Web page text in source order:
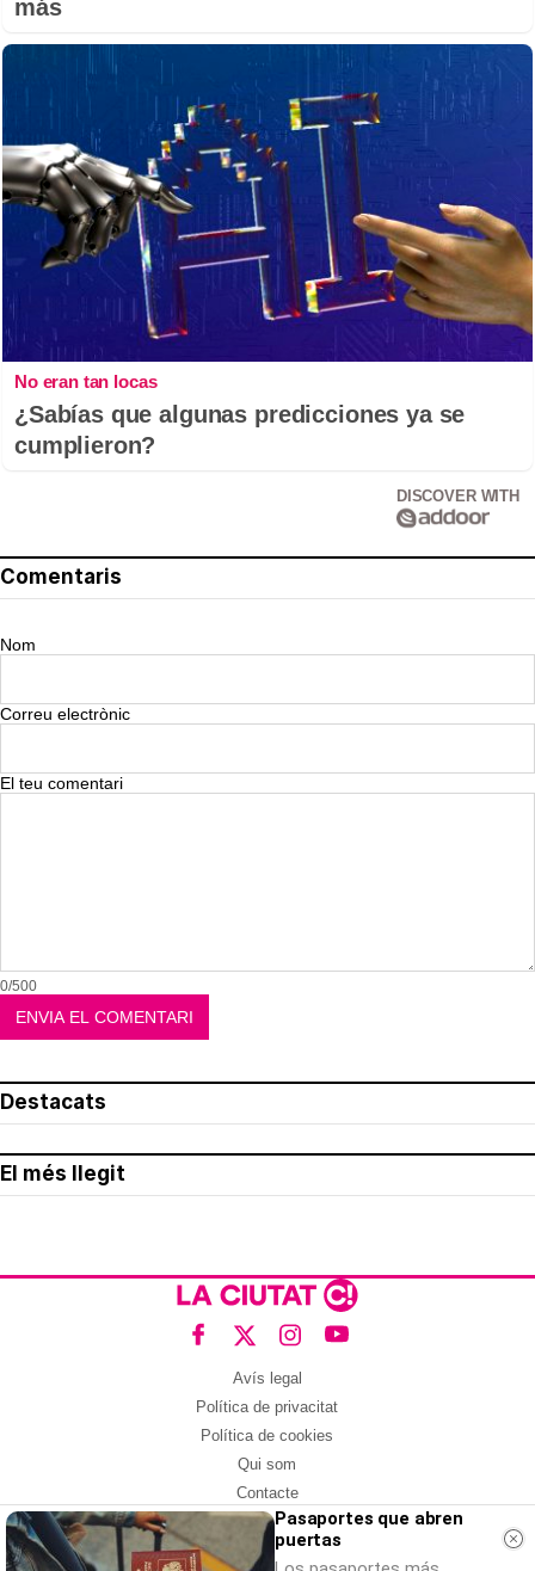
más
No eran tan locas
¿Sabías que algunas predicciones ya se
cumplieron?
DISCOVER WITH
Comentaris
Nom
Correu electrònic
El teu comentari
0/500
Destacats
El més llegit
Avís legal
Política de privacitat
Política de cookies
Qui som
Contacte
Xarxes socials
Amb col·laboració de:
Pasaportes que abren
puertas